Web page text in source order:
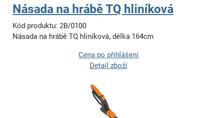
Násada na hrábě TQ hliníková
Kód produktu: 2B/0100
Násada na hrábě TQ hliníková, délka 164cm
Cena po přihlášení
Detail zboží